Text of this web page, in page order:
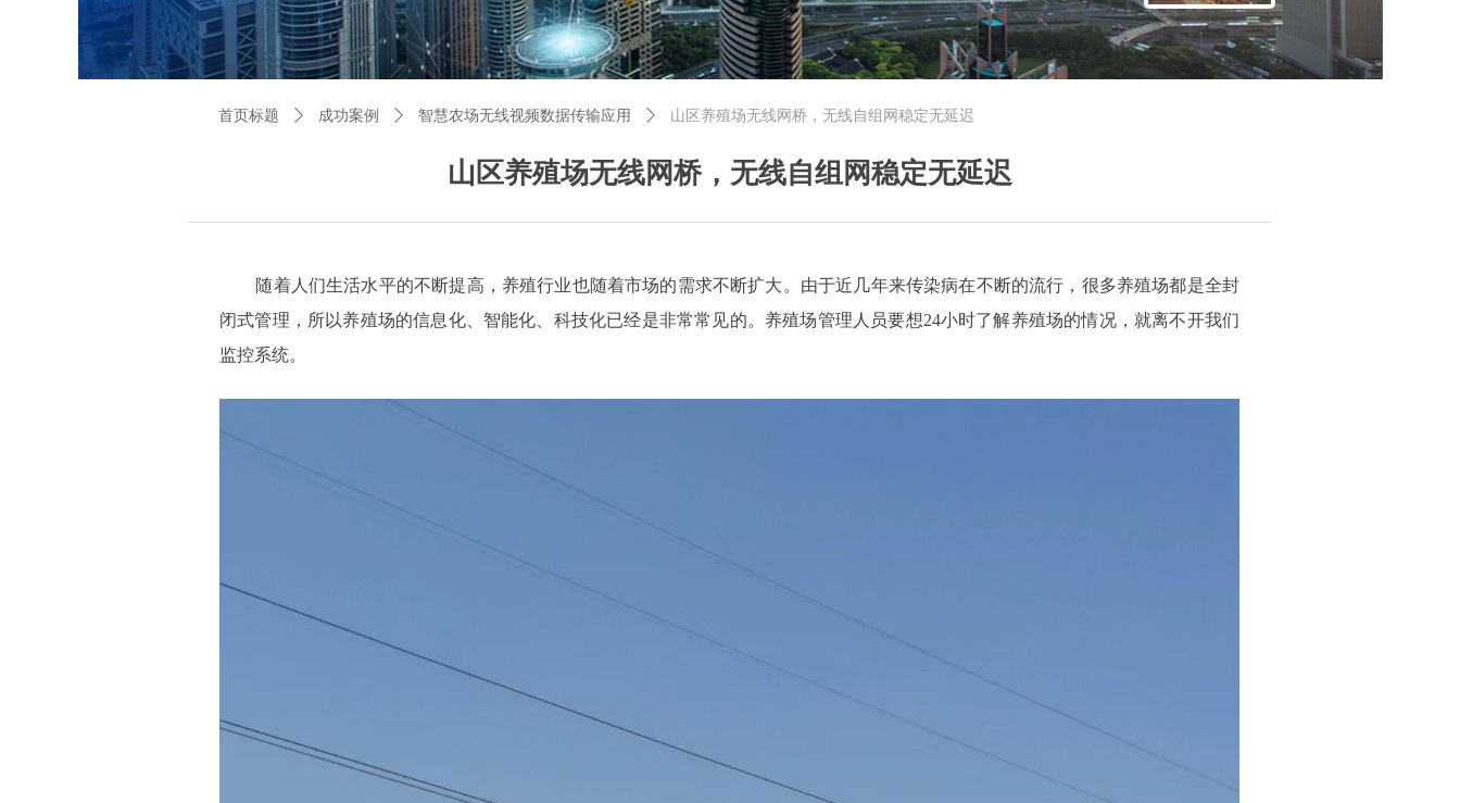
山区养殖场无线网桥，无线自组网稳定无延迟
首页标题 ꄲ 成功案例 ꄲ 智慧农场无线视频数据传输应用 ꄲ 山区养殖场无线网桥，无线自组网稳定无延迟
随着人们生活水平的不断提高，养殖行业也随着市场的需求不断扩大。由于近几年来传染病在不断的流行，很多养殖场都是全封
闭式管理，所以养殖场的信息化、智能化、科技化已经是非常常见的。养殖场管理人员要想24小时了解养殖场的情况，就离不开我们
监控系统。